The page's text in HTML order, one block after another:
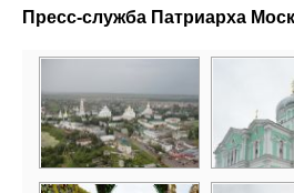
Пресс-служба Патриарха